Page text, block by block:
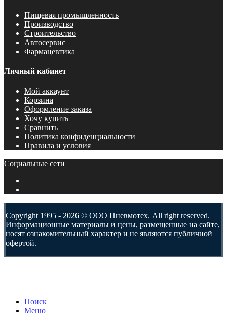
Пищевая промышленность
Производство
Строительство
Автосервис
Фармацевтика
Личный кабинет
Мой аккаунт
Корзина
Оформление заказа
Хочу купить
Сравнить
Политика конфиденциальности
Правила и условия
Социальные сети
Copyright 1995 - 2026 © ООО Пневмотех. All right reserved.
Информационные материалы и цены, размещенные на сайте,
носят ознакомительный характер и не являются публичной
офертой.
Поиск
Меню